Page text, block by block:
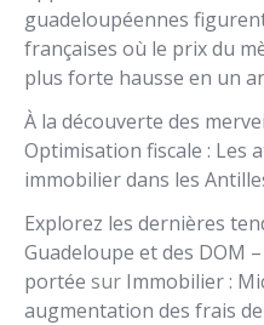
guadeloupéennes
françaises où le prix du
plus forte hausse en un
À la découverte des
Optimisation fiscale : Les
immobilier dans les
Explorez les dernières
Guadeloupe et des DOM
portée sur Immobilier :
augmentation des frais